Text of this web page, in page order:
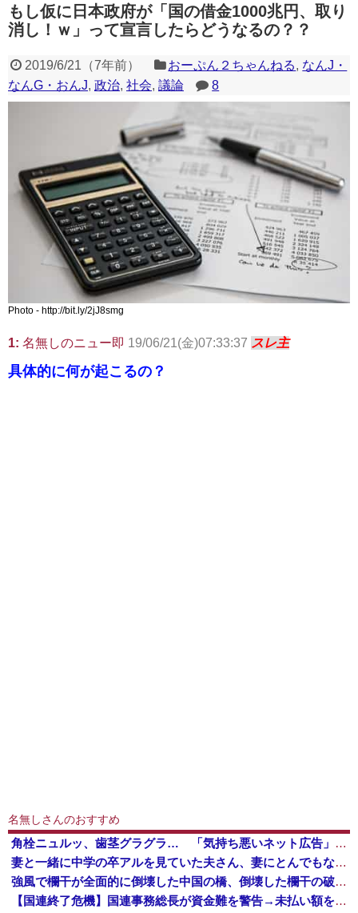
一部のコンテンツが表示されなくなったり、サイト全体のレイアウトが崩れ
たりする場合があります。
もし仮に日本政府が「国の借金1000兆円、取り
消し！ｗ」って宣言したらどうなるの？？
2019/6/21 （7年前） おーぷん２ちゃんねる, なんJ・
なんG・おんJ, 政治, 社会, 議論 8
Photo - http://bit.ly/2jJ8smg
1: 名無しのニュー即 19/06/21(金)07:33:37 スレ主
具体的に何が起こるの？
名無しさんのおすすめ
角栓ニュルッ、歯茎グラグラ… 「気持ち悪いネット広告」への苦情が急増 [8/8]
妻と一緒に中学の卒アルを見ていた夫さん、妻にとんでもない秘密をバレて震える・・・
強風で欄干が全面的に倒壊した中国の橋、倒壊した欄干の破片を調べると凄まじい事実が発覚して……
【国連終了危機】国連事務総長が資金難を警告→未払い額を見た世界3位負担の日本側から厳しい声→では誰が払っていないのか言え